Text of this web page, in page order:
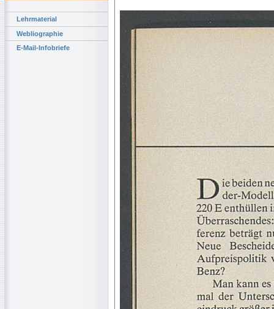
Lehrmaterial
Webliographie
E-Mail-Infobriefe